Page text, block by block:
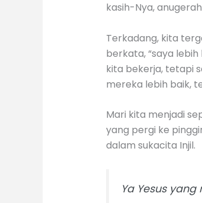
kasih-Nya,
Terkadang, kita
berkata, “saya
kita bekerja, tetapi
mereka lebih baik,
Mari kita menjadi
yang pergi ke
dalam sukacita Injil.
Ya Yesus